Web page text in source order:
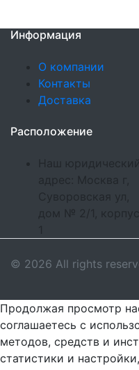
Информация
О компании
Контакты
Доставка
Расположение
Наш юридический
адрес: Москва г,
Суворовская ул,
дом № 2/1, корпус
© 2026 All rights
Продолжая просмотр
соглашаетесь с
методов, средств и
статистики и